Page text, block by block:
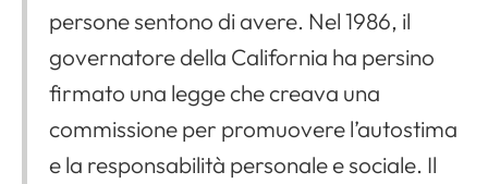
persone sentono di avere. Nel 1986, il
governatore della California ha persino
firmato una legge che creava una
commissione per promuovere l’autostima
e la responsabilità personale e sociale. Il